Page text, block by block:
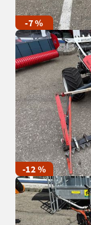
-7 %
-12 %